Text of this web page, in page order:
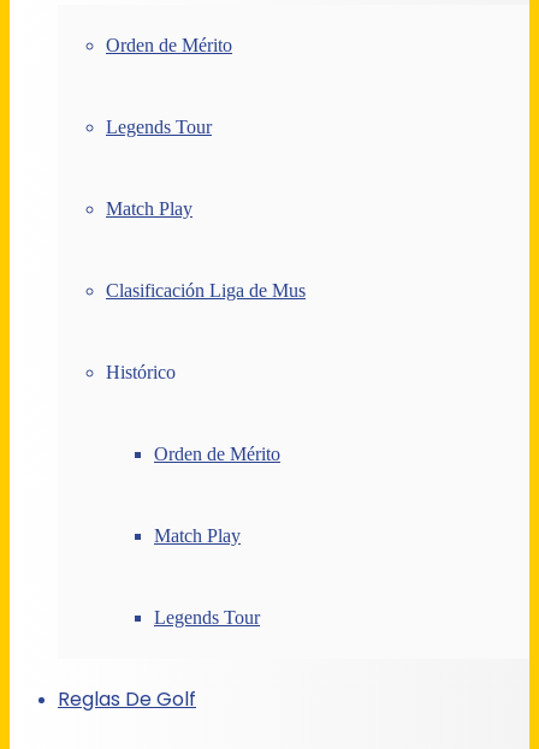
Orden de Mérito
Legends Tour
Match Play
Clasificación Liga de Mus
Histórico
Orden de Mérito
Match Play
Legends Tour
Reglas De Golf